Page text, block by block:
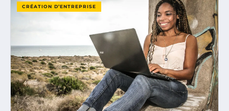
CRÉATION D’ENTREPRISE